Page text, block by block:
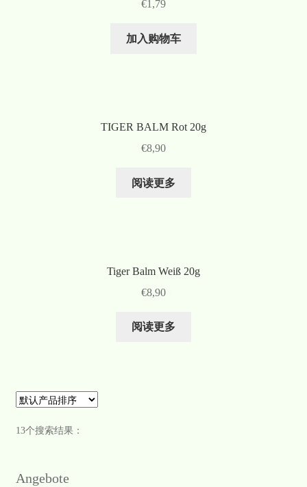
€1,79
加入购物车
TIGER BALM Rot 20g
€8,90
阅读更多
Tiger Balm Weiß 20g
€8,90
阅读更多
13个搜索结果：
Angebote